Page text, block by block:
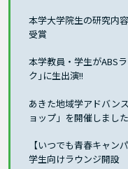
本学大学院生の研究内
受賞
本学教員・学生がABS
ク｣に生出演!!
あきた地域学アドバ
ョップ」を開催しました
【いつでも青春キャン
学生向けラウンジ開設